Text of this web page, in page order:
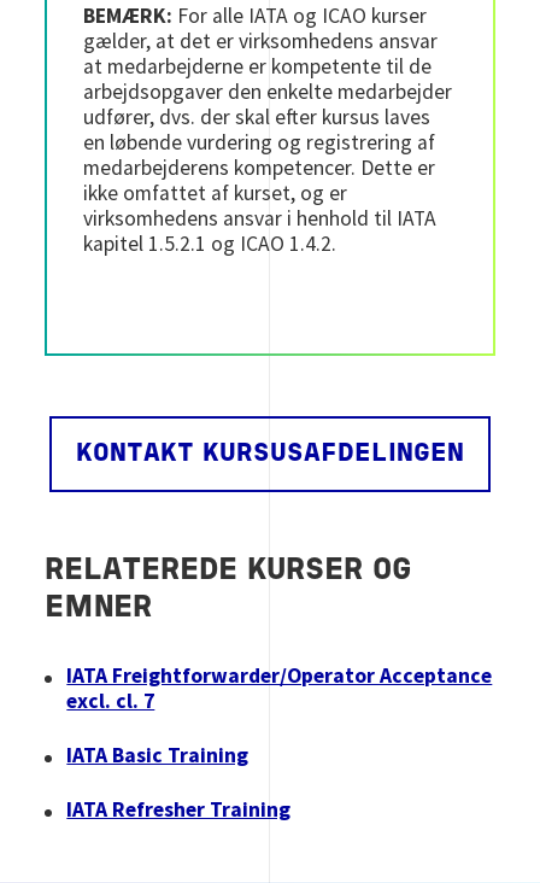
BEMÆRK: For alle IATA og ICAO kurser
gælder, at det er virksomhedens ansvar
at medarbejderne er kompetente til de
arbejdsopgaver den enkelte medarbejder
udfører, dvs. der skal efter kursus laves
en løbende vurdering og registrering af
medarbejderens kompetencer. Dette er
ikke omfattet af kurset, og er
virksomhedens ansvar i henhold til IATA
kapitel 1.5.2.1 og ICAO 1.4.2.
KONTAKT KURSUSAFDELINGEN
RELATEREDE KURSER OG
EMNER
IATA Freightforwarder/Operator Acceptance
excl. cl. 7
IATA Basic Training
IATA Refresher Training